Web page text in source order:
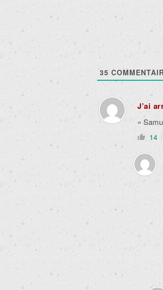
35
J’ai
«
14